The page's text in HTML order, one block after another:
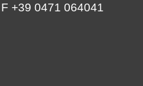
+39 0471 064041